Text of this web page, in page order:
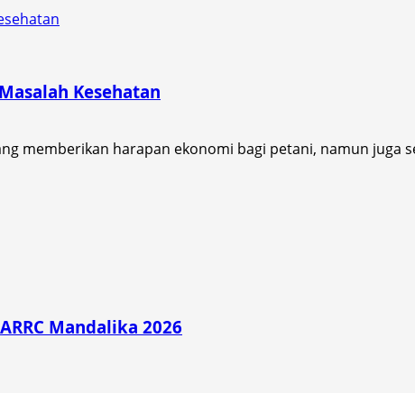
Kesehatan
memberikan harapan ekonomi bagi petani, namun juga
Mandalika 2026